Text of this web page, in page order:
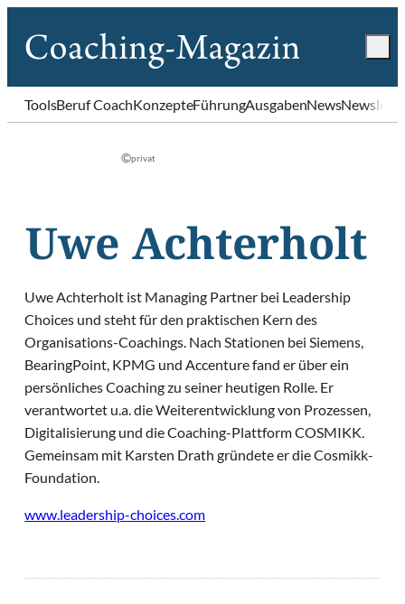
ToolsBeruf CoachKonzepteFührungAusgabenNews
©privat
Uwe Achterholt
Uwe Achterholt ist Managing Partner bei Leadership
Choices und steht für den praktischen Kern des
Organisations-Coachings. Nach Stationen bei Siemens,
BearingPoint, KPMG und Accenture fand er über ein
persönliches Coaching zu seiner heutigen Rolle. Er
verantwortet u.a. die Weiterentwicklung von Prozessen,
Digitalisierung und die Coaching-Plattform COSMIKK.
Gemeinsam mit Karsten Drath gründete er die Cosmikk-
Foundation.
www.leadership-choices.com